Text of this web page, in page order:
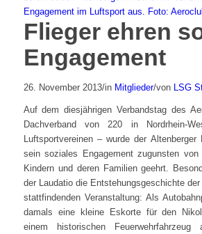
Flieger ehren
Engagement
26. November 2013/in Mitglieder/von LSG
Auf dem diesjährigen Verbandstag des
Dachverband von 220 in Nordrhein-
Luftsportvereinen – wurde der Altenberger
sein soziales Engagement zugunsten
Kindern und deren Familien geehrt.
der Laudatio die Entstehungsgeschichte
stattfindenden Veranstaltung: Als
damals eine kleine Eskorte für den
einem historischen